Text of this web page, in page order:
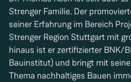
Strenger Familie. Der
seiner Erfahrung im Bereich
Strenger Region Stuttgart mit
hinaus ist er zertifizierter BNK/
Bauinstitut) und bringt mit
Thema nachhaltiges Bauen